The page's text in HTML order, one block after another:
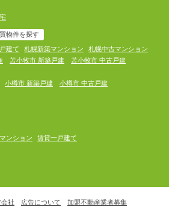
物件を探す
建て 札幌新築マンション
札幌中古マンション
苫小牧市 新築戸建
苫小牧市 中古戸建
小樽市 新築戸建
小樽市 中古戸建
ンション
賃貸一戸建て
社 広告について 加盟不動産業者募集